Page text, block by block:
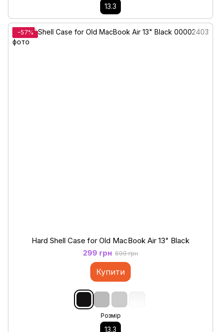
13.3
−57%
Hard Shell Case for Old MacBook Air 13" Black
299 грн 699 грн
Купити
Розмір
13.3